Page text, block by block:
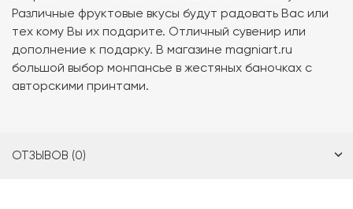
Различные фруктовые вкусы будут радовать Вас или
тех кому Вы их подарите. Отличный сувенир или
дополнение к подарку. В магазине magniart.ru
большой выбор монпансье в жестяных баночках с
авторскими принтами.
ОТЗЫВОВ (0)